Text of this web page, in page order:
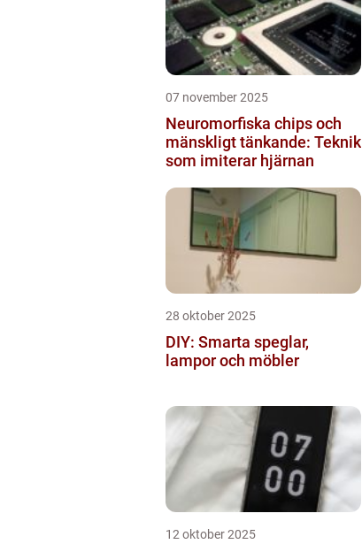
07 november 2025
Neuromorfiska chips och
mänskligt tänkande: Teknik
som imiterar hjärnan
28 oktober 2025
DIY: Smarta speglar,
lampor och möbler
12 oktober 2025